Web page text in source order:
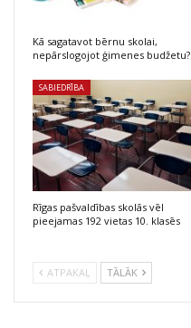
Kā sagatavot bērnu skolai,
nepārslogojot ģimenes budžetu?
SABIEDRĪBA
Rīgas pašvaldības skolās vēl
pieejamas 192 vietas 10. klasēs
ATPAKAĻ TĀLĀK